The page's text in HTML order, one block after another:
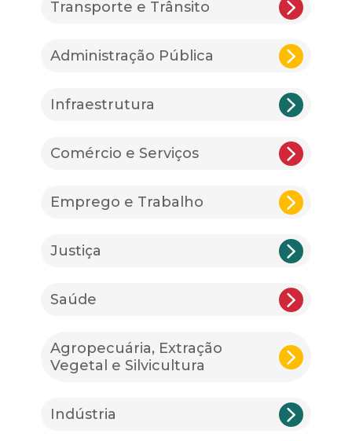
Transporte e Trânsito
Administração Pública
Infraestrutura
Comércio e Serviços
Emprego e Trabalho
Justiça
Saúde
Agropecuária, Extração
Vegetal e Silvicultura
Indústria